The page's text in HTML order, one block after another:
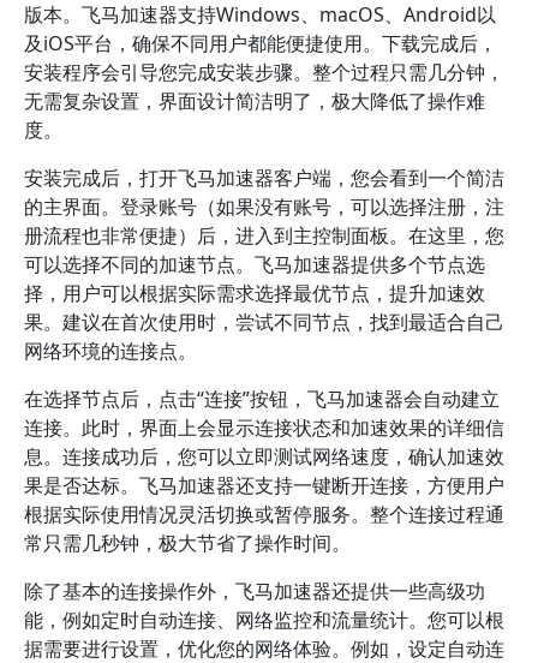
版本。飞马加速器支持Windows、macOS、Android以
及iOS平台，确保不同用户都能便捷使用。下载完成后，
安装程序会引导您完成安装步骤。整个过程只需几分钟，
无需复杂设置，界面设计简洁明了，极大降低了操作难
度。
安装完成后，打开飞马加速器客户端，您会看到一个简洁
的主界面。登录账号（如果没有账号，可以选择注册，注
册流程也非常便捷）后，进入到主控制面板。在这里，您
可以选择不同的加速节点。飞马加速器提供多个节点选
择，用户可以根据实际需求选择最优节点，提升加速效
果。建议在首次使用时，尝试不同节点，找到最适合自己
网络环境的连接点。
在选择节点后，点击“连接”按钮，飞马加速器会自动建立
连接。此时，界面上会显示连接状态和加速效果的详细信
息。连接成功后，您可以立即测试网络速度，确认加速效
果是否达标。飞马加速器还支持一键断开连接，方便用户
根据实际使用情况灵活切换或暂停服务。整个连接过程通
常只需几秒钟，极大节省了操作时间。
除了基本的连接操作外，飞马加速器还提供一些高级功
能，例如定时自动连接、网络监控和流量统计。您可以根
据需要进行设置，优化您的网络体验。例如，设定自动连